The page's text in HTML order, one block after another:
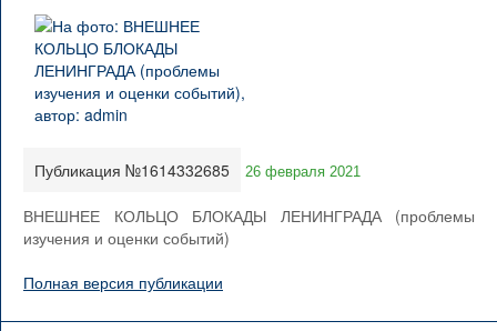
Публикация №1614332685 26 февраля 2021
ВНЕШНЕЕ КОЛЬЦО БЛОКАДЫ ЛЕНИНГРАДА (проблемы
изучения и оценки событий)
Полная версия публикации